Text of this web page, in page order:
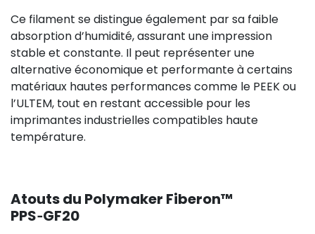
Ce filament se distingue également par sa faible
absorption d’humidité, assurant une impression
stable et constante. Il peut représenter une
alternative économique et performante à certains
matériaux hautes performances comme le PEEK ou
l’ULTEM, tout en restant accessible pour les
imprimantes industrielles compatibles haute
température.
Atouts du Polymaker Fiberon™
PPS‑GF20